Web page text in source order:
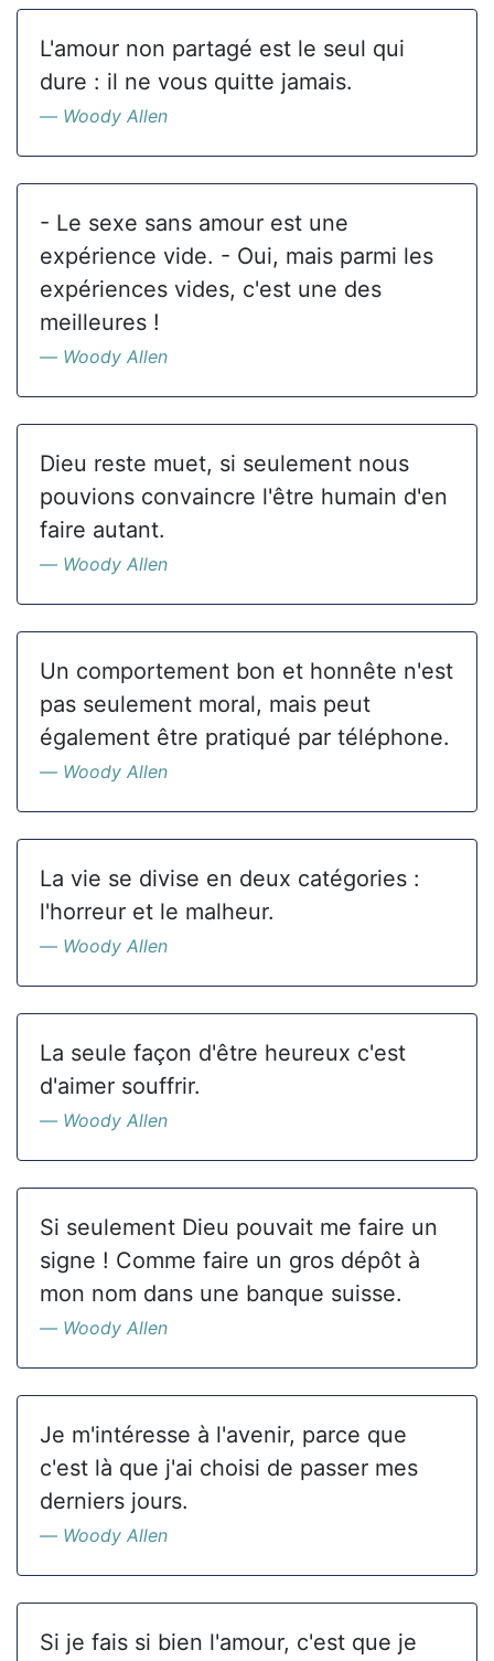
L'amour non partagé est le seul qui
dure : il ne vous quitte jamais.
Woody Allen
- Le sexe sans amour est une
expérience vide. - Oui, mais parmi les
expériences vides, c'est une des
meilleures !
Woody Allen
Dieu reste muet, si seulement nous
pouvions convaincre l'être humain d'en
faire autant.
Woody Allen
Un comportement bon et honnête n'est
pas seulement moral, mais peut
également être pratiqué par téléphone.
Woody Allen
La vie se divise en deux catégories :
l'horreur et le malheur.
Woody Allen
La seule façon d'être heureux c'est
d'aimer souffrir.
Woody Allen
Si seulement Dieu pouvait me faire un
signe ! Comme faire un gros dépôt à
mon nom dans une banque suisse.
Woody Allen
Je m'intéresse à l'avenir, parce que
c'est là que j'ai choisi de passer mes
derniers jours.
Woody Allen
Si je fais si bien l'amour, c'est que je